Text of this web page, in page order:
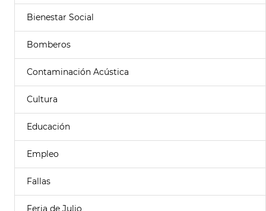
Bienestar Social
Bomberos
Contaminación Acústica
Cultura
Educación
Empleo
Fallas
Feria de Julio